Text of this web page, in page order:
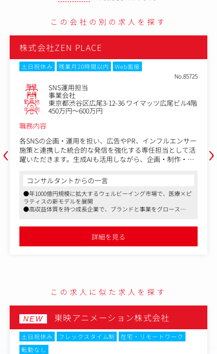
この会社の別の求人を探す
‹
時間以内
Web面接
区広尾3-12-36 ワイマッツ広尾ビル4階
万円
を担い、広告やPR、インフルエンサー
的な発信を強化する専任担当として活
AIも活用しながら、企画・制作・分
、簡易制作
ライン運用
ルを活用した企画立案・制作・分析
らの一言
大するウェルビーイング市場で、医療×ピ
企業で、ブランドと事業をグロース
勤務地 東京都渋谷
サイト／LP運用と
計やレポート集計ま
躍いただきます。生
・アクセス解析、
証
・CV計測・タグ設計
の効率化
●年1000億円規模に拡
●高収益体質を持つ成
›
この求人に似た求人を探す
NEW 東映アニメーション株式会社
土日祝休み フレックスタイム制
在宅・リモートワーク
転勤なし